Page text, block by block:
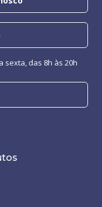
sexta, das 8h às 20h